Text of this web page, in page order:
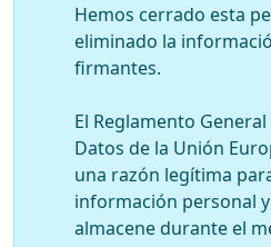
Hemos cerrado esta
eliminado la
firmantes.
El Reglamento
Datos de la Unión
una razón legítima
información personal
almacene durante el